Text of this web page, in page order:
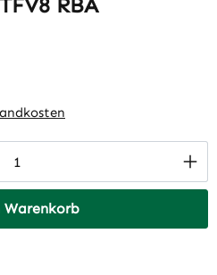
RBA
den gewünschten